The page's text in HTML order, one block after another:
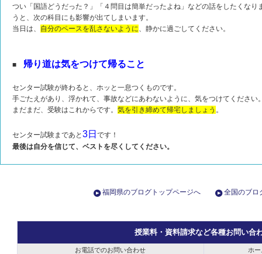
つい「国語どうだった？」「４問目は簡単だったよね」などの話をしたくな
うと、次の科目にも影響が出てしまいます。
当日は、 自分のペースを乱さないように、静かに過ごしてください。
■ 帰り道は気をつけて帰ること
センター試験が終わると、ホッと一息つくものです。
手ごたえがあり、浮かれて、事故などにあわないように、気をつけてください
まだまだ、受験はこれからです。 気を引き締めて帰宅しましょう 。
センター試験まであと 3日 です！
最後は自分を信じて、ベストを尽くしてください。
福岡県のブログトップページへ 全国のブロ
授業料・資料請求など各種お問い合
お電話でのお問い合わせ ホ